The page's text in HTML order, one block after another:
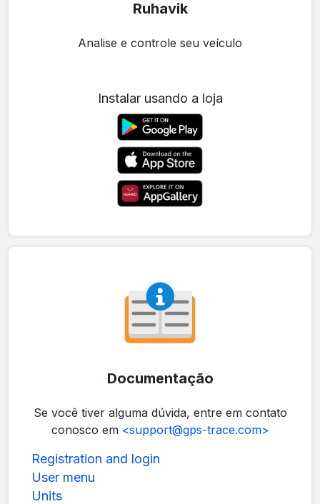
Ruhavik
Analise e controle seu veículo
Instalar usando a loja
Documentação
Se você tiver alguma dúvida, entre em contato
conosco em<support@gps-trace.com>
Registration and login
User menu
Units